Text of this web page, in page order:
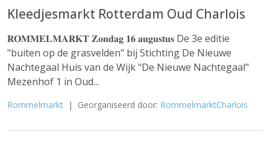
Kleedjesmarkt Rotterdam Oud Charlois
𝐑𝐎𝐌𝐌𝐄𝐋𝐌𝐀𝐑𝐊𝐓 𝐙𝐨𝐧𝐝𝐚𝐠 𝟏𝟔 𝐚𝐮𝐠𝐮𝐬𝐭𝐮𝐬 De 3e editie
"buiten op de grasvelden" bij Stichting De Nieuwe
Nachtegaal Huis van de Wijk "De Nieuwe Nachtegaal"
Mezenhof 1 in Oud...
Rommelmarkt | Georganiseerd door: RommelmarktCharlois